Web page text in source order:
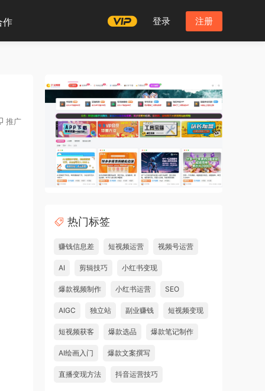
作 登录 注册
推广
热门标签
赚钱信息差 短视频运营 视频号运营
AI 剪辑技巧 小红书变现
爆款视频制作 小红书运营 SEO
AIGC 独立站 副业赚钱 短视频变现
短视频获客 爆款选品 爆款笔记制作
AI绘画入门 爆款文案撰写
直播变现方法 抖音运营技巧